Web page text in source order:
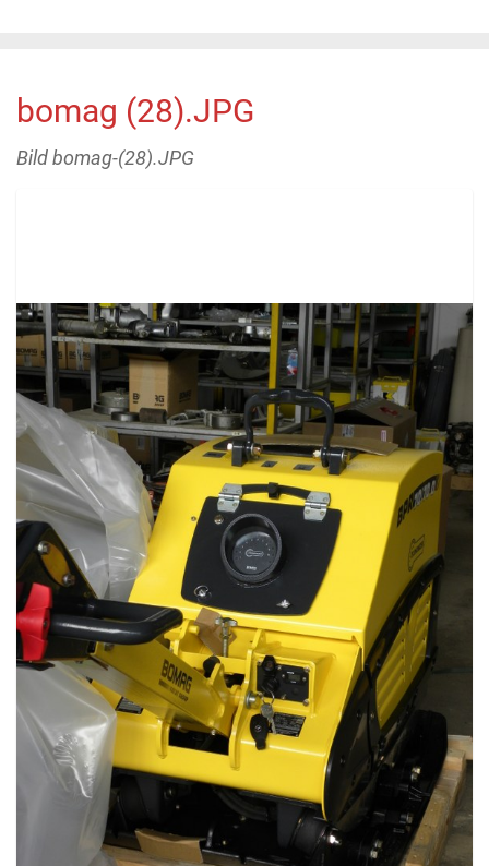
bomag (28).JPG
Bild bomag-(28).JPG